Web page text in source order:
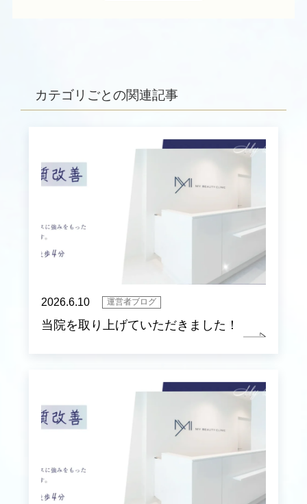
カテゴリごとの関連記事
2026.6.10 運営者ブログ
当院を取り上げていただきました！